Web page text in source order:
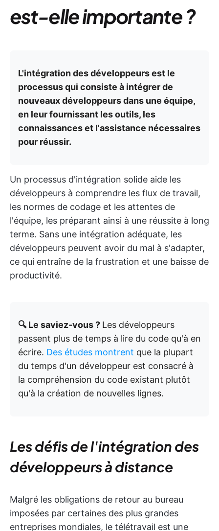
est-elle importante ?
L'intégration des développeurs est le
processus qui consiste à intégrer de
nouveaux développeurs dans une équipe,
en leur fournissant les outils, les
connaissances et l'assistance nécessaires
pour réussir.
Un processus d'intégration solide aide les
développeurs à comprendre les flux de travail,
les normes de codage et les attentes de
l'équipe, les préparant ainsi à une réussite à long
terme. Sans une intégration adéquate, les
développeurs peuvent avoir du mal à s'adapter,
ce qui entraîne de la frustration et une baisse de
productivité.
🔍 Le saviez-vous ? Les développeurs
passent plus de temps à lire du code qu'à en
écrire. Des études montrent que la plupart
du temps d'un développeur est consacré à
la compréhension du code existant plutôt
qu'à la création de nouvelles lignes.
Les défis de l'intégration des
développeurs à distance
Malgré les obligations de retour au bureau
imposées par certaines des plus grandes
entreprises mondiales, le télétravail est une